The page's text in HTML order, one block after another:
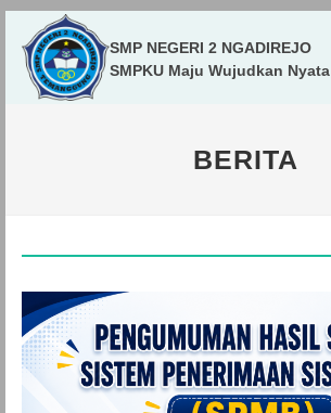
SMP NEGERI 2 NGADIREJO
SMPKU Maju Wujudkan Nyata
BERITA